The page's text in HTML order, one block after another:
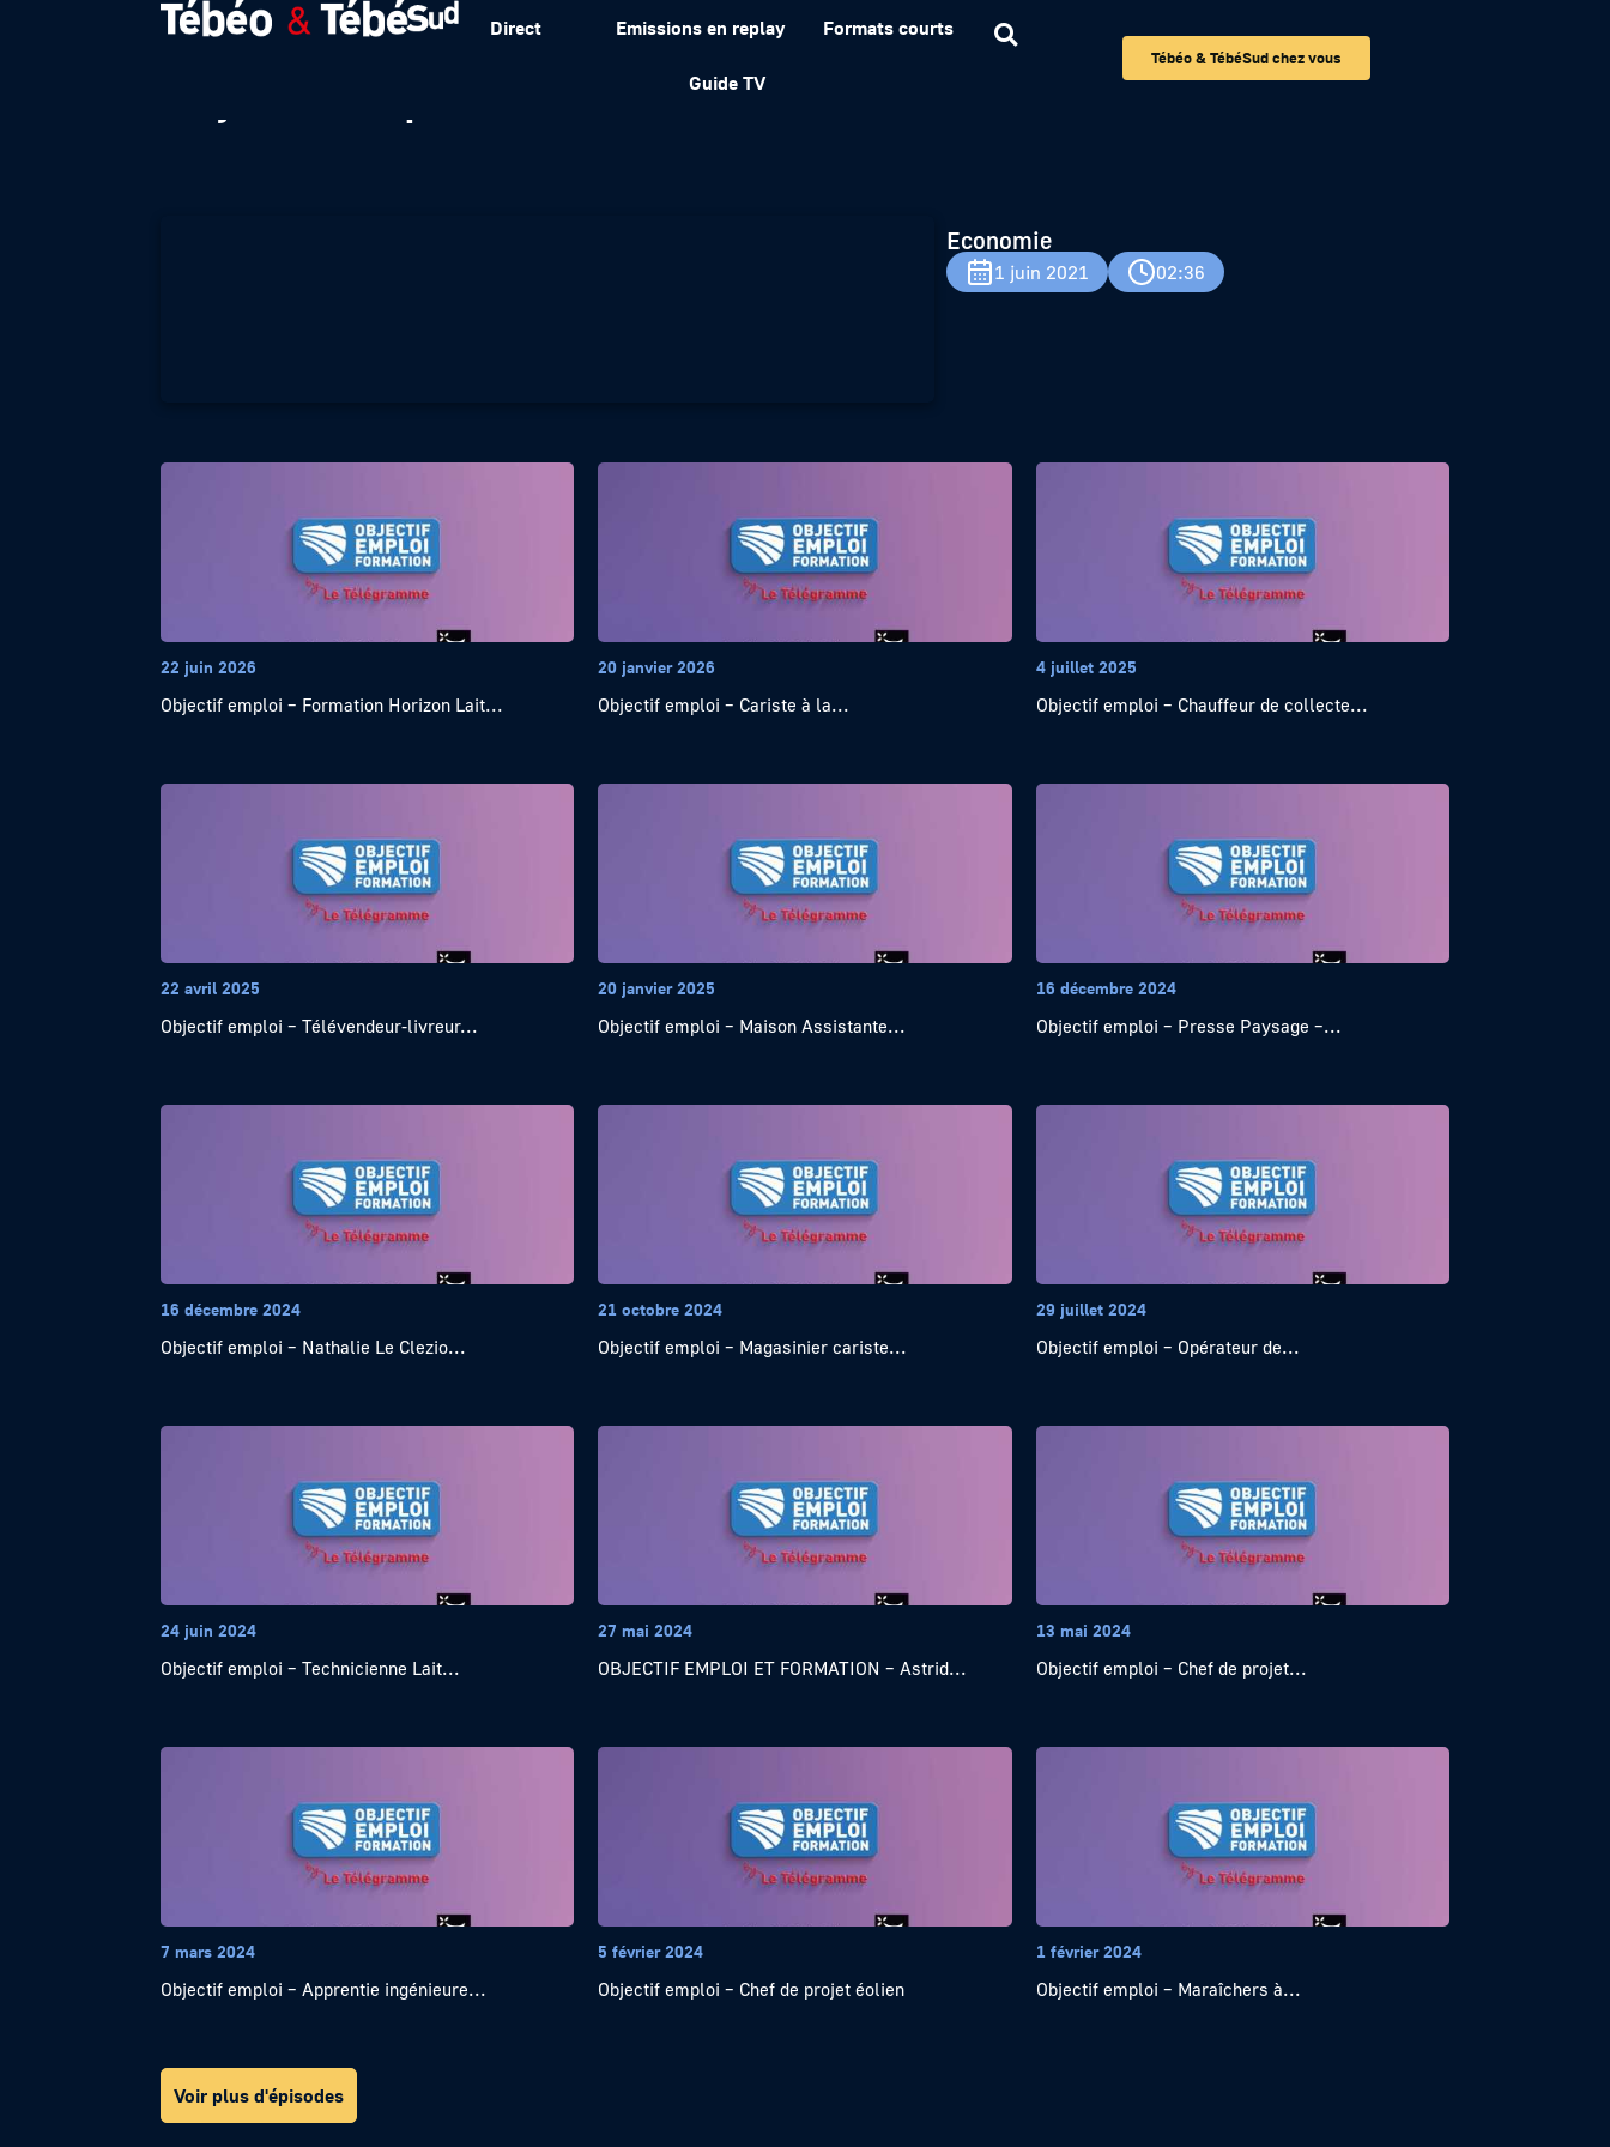
Direct Emissions en replay Formats courts
Guide TV
Tébéo & TébéSud chez vous
Economie
1 juin 2021 02:36
22 juin 2026
Objectif emploi – Formation Horizon Lait...
20 janvier 2026
Objectif emploi – Cariste à la...
4 juillet 2025
Objectif emploi – Chauffeur de collecte...
22 avril 2025
Objectif emploi – Télévendeur-livreur...
20 janvier 2025
Objectif emploi – Maison Assistante...
16 décembre 2024
Objectif emploi – Presse Paysage –...
16 décembre 2024
Objectif emploi – Nathalie Le Clezio...
21 octobre 2024
Objectif emploi – Magasinier cariste...
29 juillet 2024
Objectif emploi – Opérateur de...
24 juin 2024
Objectif emploi – Technicienne Lait...
27 mai 2024
OBJECTIF EMPLOI ET FORMATION – Astrid...
13 mai 2024
Objectif emploi – Chef de projet...
7 mars 2024
Objectif emploi – Apprentie ingénieure...
5 février 2024
Objectif emploi – Chef de projet éolien
1 février 2024
Objectif emploi – Maraîchers à...
Voir plus d'épisodes